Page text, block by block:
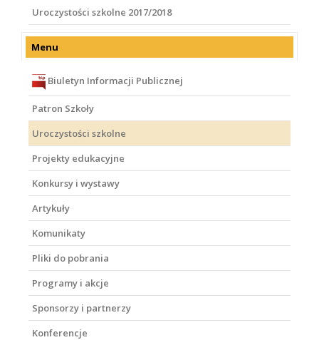
Uroczystości szkolne 2017/2018
Menu
Biuletyn Informacji Publicznej
Patron Szkoły
Uroczystości szkolne
Projekty edukacyjne
Konkursy i wystawy
Artykuły
Komunikaty
Pliki do pobrania
Programy i akcje
Sponsorzy i partnerzy
Konferencje